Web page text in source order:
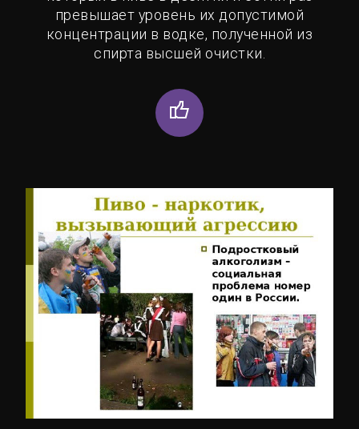
превышает уровень их допустимой
концентрации в водке, полученной из
спирта высшей очистки.